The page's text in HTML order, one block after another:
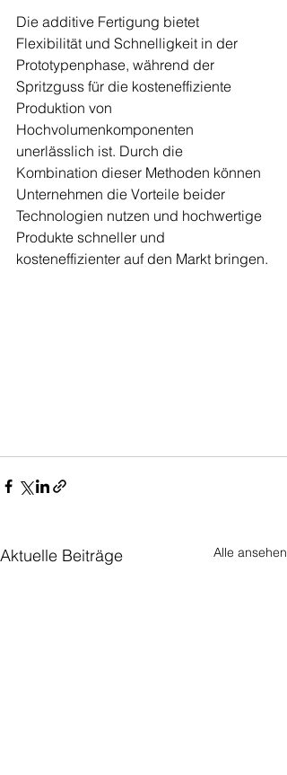
Die additive Fertigung bietet
Flexibilität und Schnelligkeit in der
Prototypenphase, während der
Spritzguss für die kosteneffiziente
Produktion von
Hochvolumenkomponenten
unerlässlich ist. Durch die
Kombination dieser Methoden können
Unternehmen die Vorteile beider
Technologien nutzen und hochwertige
Produkte schneller und
kosteneffizienter auf den Markt bringen.
Aktuelle Beiträge Alle ansehen